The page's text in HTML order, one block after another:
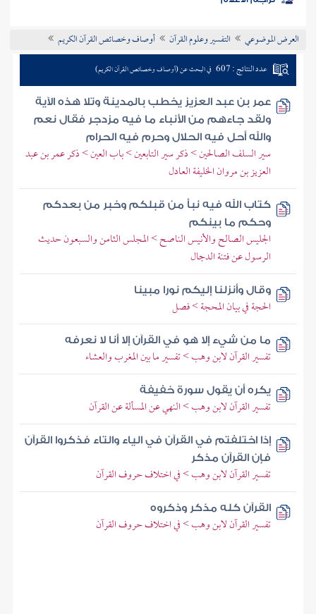
موضوعي
تراجم الأعلام
العرض الموضوعي التفسير وعلوم القرآن أوصاف وخصائص القرآن الكريم
عدد النتائج : 607 في البحث عن (أوصاف وخصائص القرآن الكريم)
عمر بن عبد العزيز يخطب بالمدينة وتلا هذه الآية
ولقد جاءهم من الأنباء ما فيه مزدجر فقال نعم
والله أحل فيه الحلال وحرم فيه الحرام
سير السلف الصالحين > ذكر سير التابعين > باب العين > ذكر عمر بن عبد
العزيز بن مروان الخليفة العادل
كتاب الله فيه نبأ من قبلكم وخبر من بعدكم
وحكم ما بينكم
الجليس الصالح والأنيس الناصح > المجلس الثامن والسبعون حديث
الرسول عن فتنة الدجال
وقال وأنزلنا إليكم نورا مبينا
الحجة في بيان المحجة > فصل
ما من شيء إلا هو في القرآن إلا أنا لا نعرفه
تفسير القرآن لابن وهب > تفسير ما بين المغرب والعشاء
يكره أن يقول سورة خفيفة
تفسير القرآن لابن وهب > النهي عن المسألة عن القرآن
إذا اختلفتم في القرآن في الياء والتاء فذكروا القرآن
فإن القرآن مذكر
تفسير القرآن لابن وهب > في اختلاف حروف القرآن
القرآن كله مذكر وذكروه
تفسير القرآن لابن وهب > في اختلاف حروف القرآن